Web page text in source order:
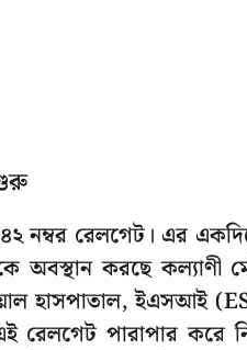
নম্বর রেলগেট। এর
অবস্থান করছে
হাসপাতাল, ইএসআই
রেলগেট পারাপার করে